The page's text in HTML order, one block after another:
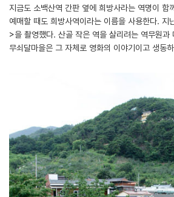
지금도 소백산역 간판 옆에 희방사라는 역명이 함
예매할 때도 희방사역이라는 이름을 사용한다. 지
>을 촬영했다. 산골 작은 역을 살리려는 역무원과
무쇠달마을은 그 자체로 영화의 이야기이고 생동